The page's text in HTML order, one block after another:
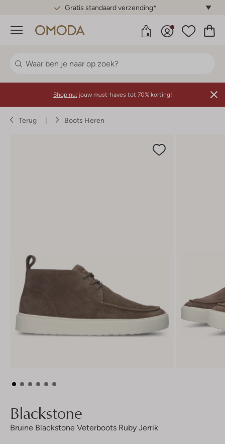
Gratis standaard verzending*
Menu
Shop nu: jouw must-haves tot 70% korting!
Terug Boots Heren
Blackstone
Bruine Blackstone Veterboots Ruby Jerrik